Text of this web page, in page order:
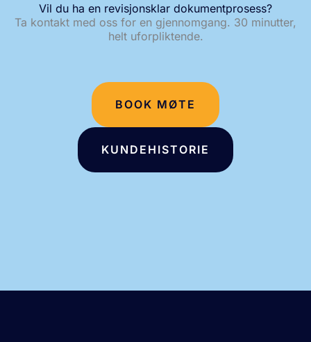
Vil du ha en revisjonsklar dokumentprosess?
Ta kontakt med oss for en gjennomgang. 30 minutter,
helt uforpliktende.
BOOK MØTE
KUNDEHISTORIE